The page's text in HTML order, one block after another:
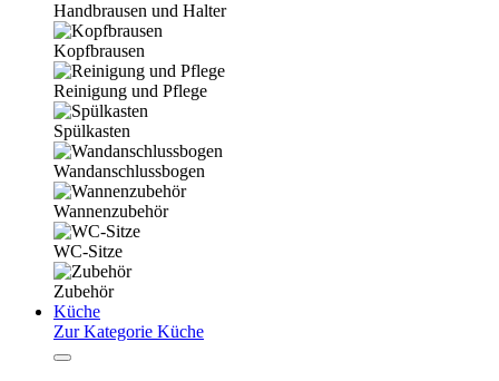
Handbrausen und Halter
Kopfbrausen
Reinigung und Pflege
Spülkasten
Wandanschlussbogen
Wannenzubehör
WC-Sitze
Zubehör
Küche
Zur Kategorie Küche